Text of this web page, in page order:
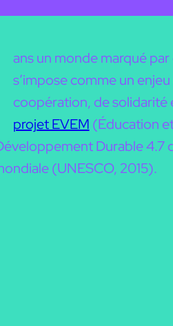
ans un monde marqué
s’impose comme un
coopération, de solidarité
projet EVEM (Éducation
Durable 4.7
(UNESCO, 2015).